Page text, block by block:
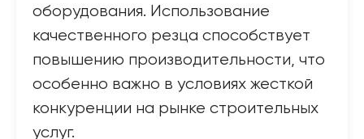
оборудования. Использование
качественного резца способствует
повышению производительности, что
особенно важно в условиях жесткой
конкуренции на рынке строительных
услуг.